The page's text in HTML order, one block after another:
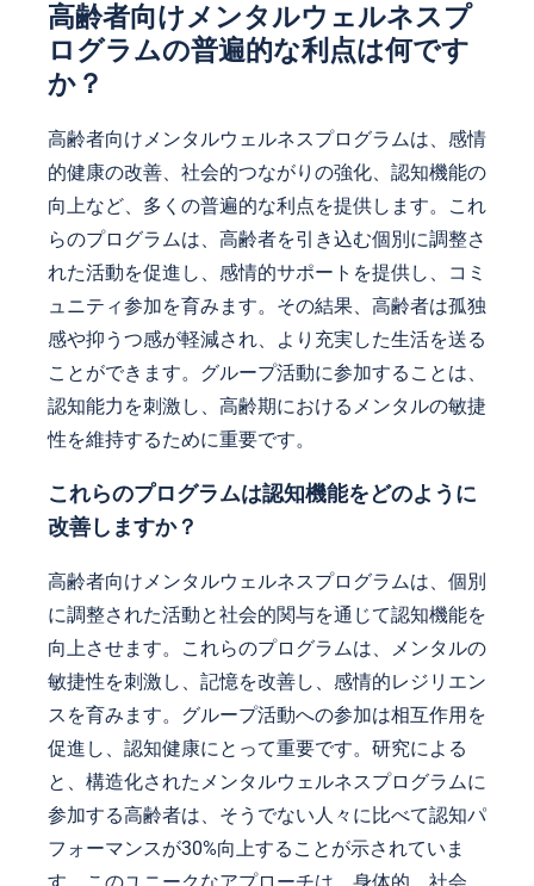
高齢者向けメンタルウェルネスプ
ログラムの普遍的な利点は何です
か？
高齢者向けメンタルウェルネスプログラムは、感情
的健康の改善、社会的つながりの強化、認知機能の
向上など、多くの普遍的な利点を提供します。これ
らのプログラムは、高齢者を引き込む個別に調整さ
れた活動を促進し、感情的サポートを提供し、コミ
ュニティ参加を育みます。その結果、高齢者は孤独
感や抑うつ感が軽減され、より充実した生活を送る
ことができます。グループ活動に参加することは、
認知能力を刺激し、高齢期におけるメンタルの敏捷
性を維持するために重要です。
これらのプログラムは認知機能をどのように
改善しますか？
高齢者向けメンタルウェルネスプログラムは、個別
に調整された活動と社会的関与を通じて認知機能を
向上させます。これらのプログラムは、メンタルの
敏捷性を刺激し、記憶を改善し、感情的レジリエン
スを育みます。グループ活動への参加は相互作用を
促進し、認知健康にとって重要です。研究による
と、構造化されたメンタルウェルネスプログラムに
参加する高齢者は、そうでない人々に比べて認知パ
フォーマンスが30%向上することが示されていま